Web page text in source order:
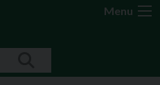
Menu